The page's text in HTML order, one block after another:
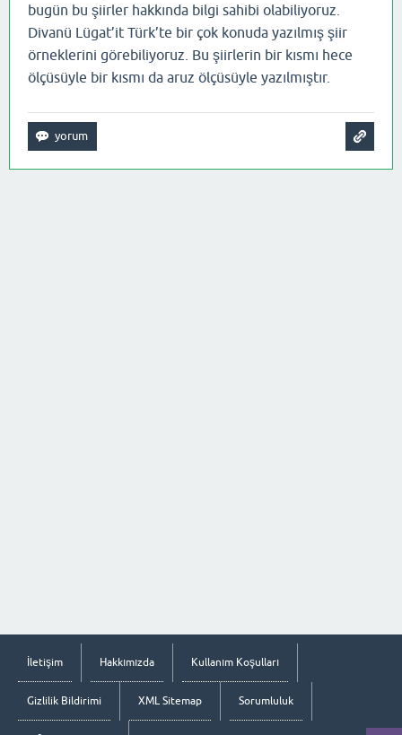
bugün bu şiirler hakkında bilgi sahibi olabiliyoruz.
Divanü Lügat’it Türk’te bir çok konuda yazılmış şiir
örneklerini görebiliyoruz. Bu şiirlerin bir kısmı hece
ölçüsüyle bir kısmı da aruz ölçüsüyle yazılmıştır.
İletişim Hakkımızda Kullanım Koşulları
Gizlilik Bildirimi XML Sitemap Sorumluluk